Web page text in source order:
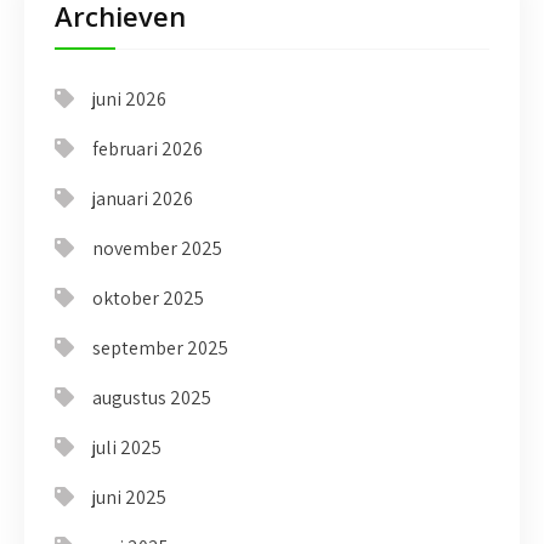
Archieven
juni 2026
februari 2026
januari 2026
november 2025
oktober 2025
september 2025
augustus 2025
juli 2025
juni 2025